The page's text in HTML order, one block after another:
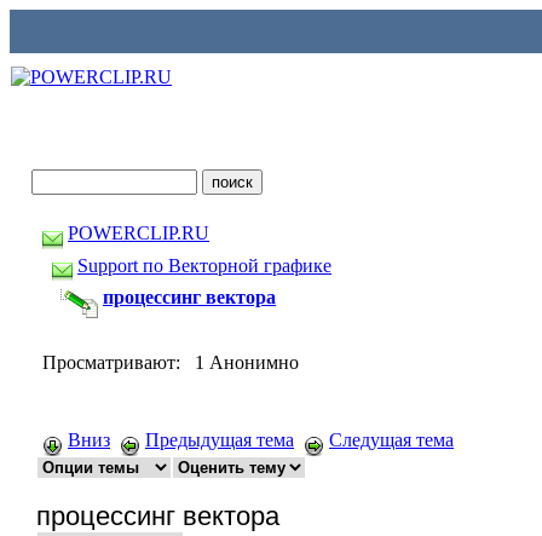
POWERCLIP.RU
Support по Векторной графике
процессинг вектора
Просматривают: 1 Анонимно
Вниз Предыдущая тема Следущая тема
процессинг вектора